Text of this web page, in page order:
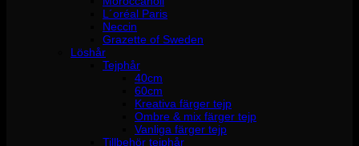
L´oréal Paris
Neccin
Grazette of Sweden
Löshår
Tejphår
40cm
60cm
Kreativa färger tejp
Ombre & mix färger tejp
Vanliga färger tejp
Tillbehör tejphår